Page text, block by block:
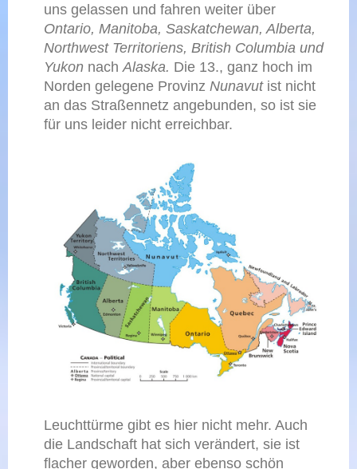
uns gelassen und fahren weiter über
Ontario, Manitoba, Saskatchewan, Alberta,
Northwest Territoriens, British Columbia und
Yukon nachAlaska. Die 13., ganz hoch im
Norden gelegene Provinz Nunavutist nicht
an das Straßennetz angebunden, so ist sie
für uns leider nicht erreichbar.
Leuchttürme gibt es hier nicht mehr. Auch
die Landschaft hat sich verändert, sie ist
flacher geworden, aber ebenso schön